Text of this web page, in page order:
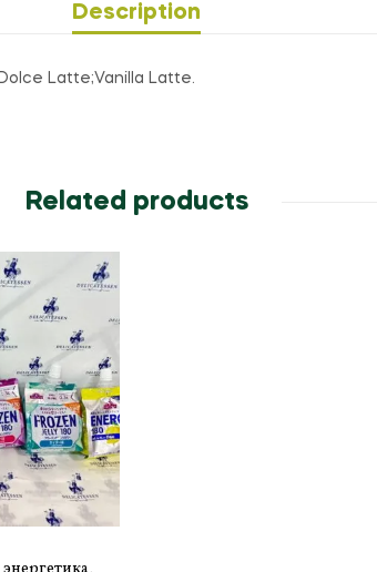
Description
Latte;Vanilla Latte.
Related products